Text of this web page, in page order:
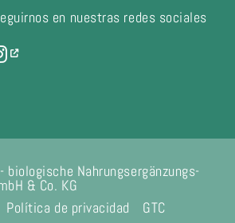
en nuestras redes sociales
Nahrungsergänzungs-
& Co. KG
Política de privacidad GTC